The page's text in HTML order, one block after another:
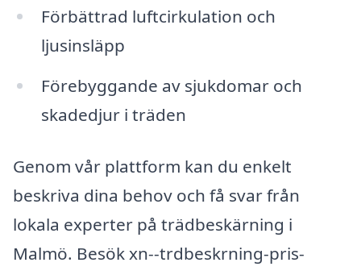
Förbättrad luftcirkulation och
ljusinsläpp
Förebyggande av sjukdomar och
skadedjur i träden
Genom vår plattform kan du enkelt
beskriva dina behov och få svar från
lokala experter på trädbeskärning i
Malmö. Besök xn--trdbeskrning-pris-